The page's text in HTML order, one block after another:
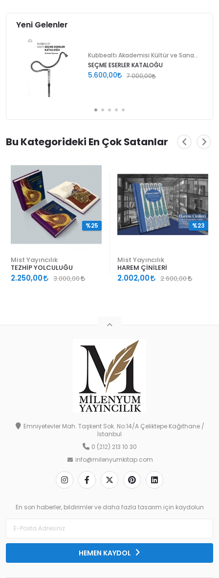
Yeni Gelenler
SEÇME ESERLER KATALOĞU
5.600,00 7.000,00
Bu Kategorideki En Çok Satanlar
Mist Yayıncılık
TEZHİP YOLCULUĞU
2.250,00 3.000,00
%25
Mist Yayıncılık
HAREM ÇİNİLERİ
2.002,00 2.600,00
%23
Emniyetevler Mah. Taşkent Sok. No:14/A Çeliktepe Kağıthane /
İstanbul
0 (212) 213 10 30
info@milenyumkitap.com
En son haberler, bildirimler ve daha fazla tasarım için kaydolun
HEMEN KAYDOL